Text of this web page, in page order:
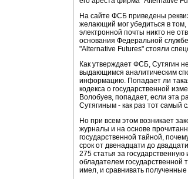
На сайте ФСБ приведены
желающий мог убедиться в
электронной почты никто не
основания Федеральной
"Alternative Futures" стояли
Как утверждает ФСБ, Сутягин
выдающимся аналитическим
информацию. Попадает ли
кодекса о государственной
Волобуев, попадает, если эта
Сутягиным - как раз тот самый
Но при всем этом возникает
журналы и на основе
государственной тайной,
срок от двенадцати до
275 статья за
обладателем государственной
имел, и сравнивать